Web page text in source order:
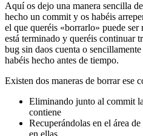
Aquí os dejo una manera sencilla
hecho un commit y os habéis
el que queréis «borrarlo» puede
está terminado y queréis continuar
bug sin daos cuenta o
habéis hecho antes de tiempo.
Existen dos maneras de borrar ese
Eliminando junto al commit
contiene
Recuperándolas en el área